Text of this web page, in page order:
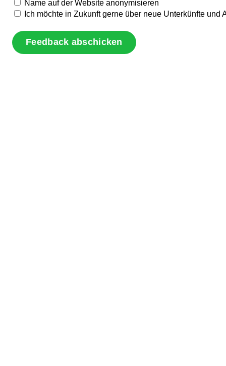
Name auf der Website anonymisieren
Ich möchte in Zukunft gerne über neue Unterkünfte und